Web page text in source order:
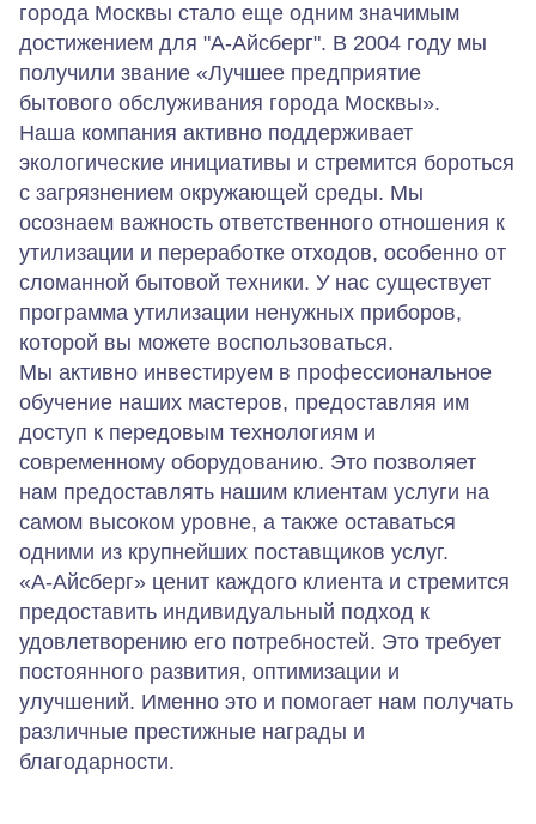
города Москвы стало еще одним значимым
достижением для "А-Айсберг". В 2004 году мы
получили звание «Лучшее предприятие
бытового обслуживания города Москвы».
Наша компания активно поддерживает
экологические инициативы и стремится бороться
с загрязнением окружающей среды. Мы
осознаем важность ответственного отношения к
утилизации и переработке отходов, особенно от
сломанной бытовой техники. У нас существует
программа утилизации ненужных приборов,
которой вы можете воспользоваться.
Мы активно инвестируем в профессиональное
обучение наших мастеров, предоставляя им
доступ к передовым технологиям и
современному оборудованию. Это позволяет
нам предоставлять нашим клиентам услуги на
самом высоком уровне, а также оставаться
одними из крупнейших поставщиков услуг.
«А-Айсберг» ценит каждого клиента и стремится
предоставить индивидуальный подход к
удовлетворению его потребностей. Это требует
постоянного развития, оптимизации и
улучшений. Именно это и помогает нам получать
различные престижные награды и
благодарности.